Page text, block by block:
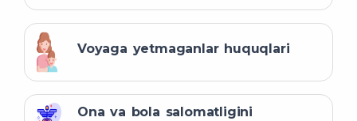
Voyaga yetmaganlar huquqlari
Ona va bola salomatligini